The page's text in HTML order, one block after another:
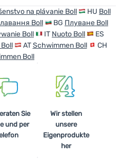
na plávanie Boll HU Boll
Boll BG Плуване Boll
Boll IT Nuoto Boll
ES
ATSchwimmen Boll
CH
Boll
Sie
und per
Wir stellen
unsere
Eigenprodukte
her